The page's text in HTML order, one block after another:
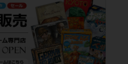
ルール説明時間は含まれていないため、初めて
グ・海賊同士の対決など、ゲームコンセプトを絞
機能です。例えば「ダイスロール」はランダ